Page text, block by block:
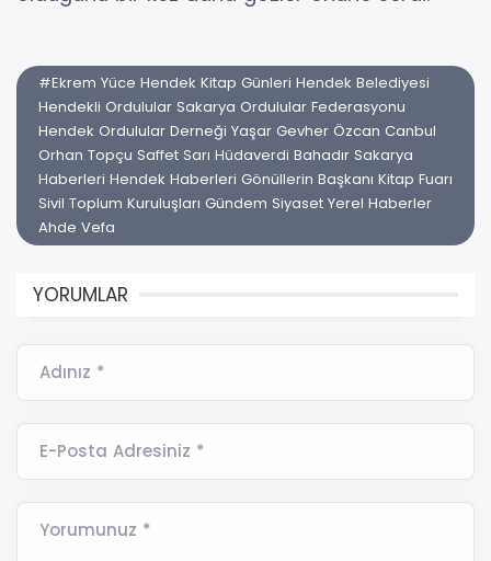
#Ekrem Yüce Hendek Kitap Günleri Hendek Belediyesi
Hendekli Ordulular Sakarya Ordulular Federasyonu
Hendek Ordulular Derneği Yaşar Gevher Özcan Canbul
Orhan Topçu Saffet Sarı Hüdaverdi Bahadır Sakarya
Haberleri Hendek Haberleri Gönüllerin Başkanı Kitap Fuarı
Sivil Toplum Kuruluşları Gündem Siyaset Yerel Haberler
Ahde Vefa
YORUMLAR
Adınız *
E-Posta Adresiniz *
Yorumunuz *